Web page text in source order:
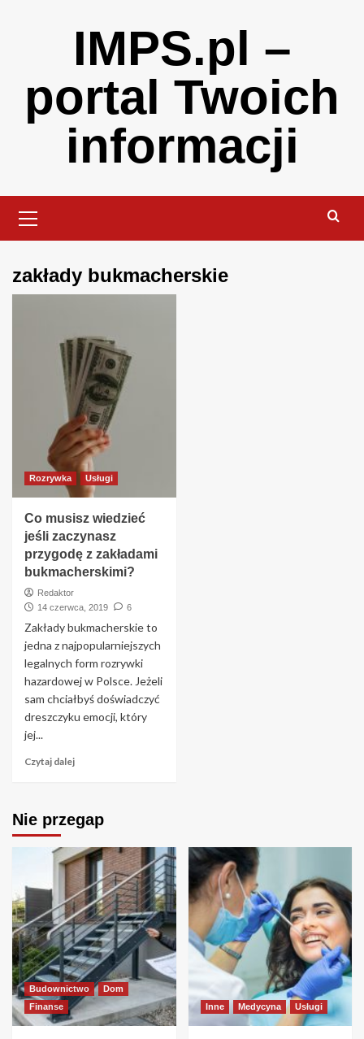
IMPS.pl –
portal Twoich
informacji
Menu
zakłady bukmacherskie
Rozrywka Usługi
Co musisz wiedzieć
jeśli zaczynasz
przygodę z zakładami
bukmacherskimi?
Redaktor
14 czerwca, 2019
6
Zakłady bukmacherskie to
jedna z najpopularniejszych
legalnych form rozrywki
hazardowej w Polsce. Jeżeli
sam chciałbyś doświadczyć
dreszczyku emocji, który
jej...
Czytaj dalej
Nie przegap
Budownictwo
Dom
Finanse
Inne Medycyna Usługi